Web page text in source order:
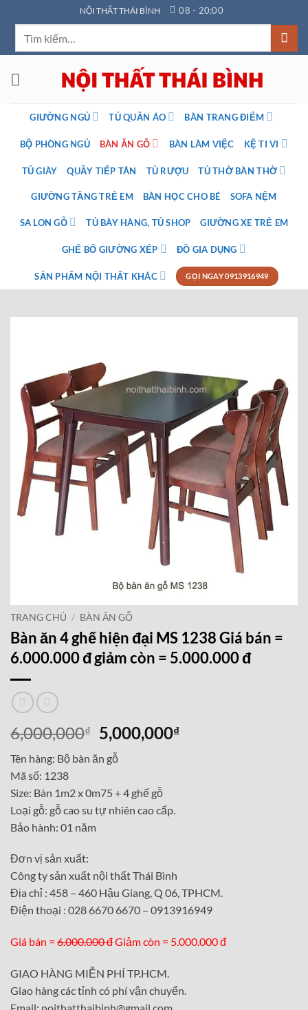
qua
dung
NỘI THẤT THÁI BÌNH 08 - 20:00
GIƯỜNG NGỦ TỦ QUẦN ÁO BÀN TRANG ĐIỂM
BỘ PHÒNG NGỦ BÀN ĂN GỖ BÀN LÀM VIỆC KỆ TI VI
TỦ GIÀY QUẦY TIẾP TÂN TỦ RƯỢU TỦ THỜ BÀN THỜ
GIƯỜNG TẦNG TRẺ EM BÀN HỌC CHO BÉ SOFA NỆM
SA LON GỖ TỦ BÀY HÀNG, TỦ SHOP GIƯỜNG XE TRẺ EM
GHẾ BỐ GIƯỜNG XẾP ĐỒ GIA DỤNG
SẢN PHẨM NỘI THẤT KHÁC GỌI NGAY 0913916949
TRANG CHỦ / BÀN ĂN GỖ
Bàn ăn 4 ghế hiện đại MS 1238 Giá bán =
6.000.000 đ giảm còn = 5.000.000 đ
6,000,000₫
Giá
gốc
là:
5,000,000₫Giá
Tên hàng: Bộ bàn ăn gỗ
Mã số: 1238
Size: Bàn 1m2 x 0m75 + 4 ghế gỗ
Loại gỗ: gỗ cao su tự nhiên cao cấp.
Bảo hành: 01 năm
Đơn vị sản xuất:
Công ty sản xuất nội thất Thái Bình
Địa chỉ : 458 – 460 Hậu Giang, Q 06, TPHCM.
Điện thoại : 028 6670 6670 – 0913916949
Giá bán = 6.000.000 đGiảm còn = 5.000.000 đ
GIAO HÀNG MIỄN PHÍ TP.HCM.
Giao hàng các tỉnh có phí vận chuyển.